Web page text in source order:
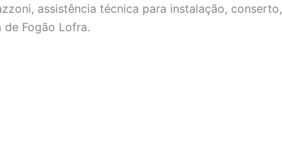
assistência técnica para instalação, conserto,
Fogão Lofra.